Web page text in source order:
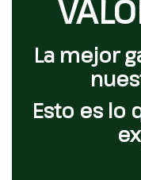
La mejor
Esto es lo